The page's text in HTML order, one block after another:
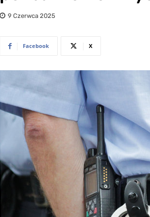
9 Czerwca 2025
Facebook X